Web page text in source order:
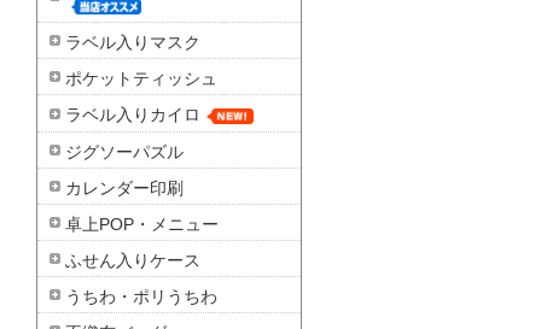
ラベル入りマスク
ポケットティッシュ
ラベル入りカイロ
ジグソーパズル
カレンダー印刷
卓上POP・メニュー
ふせん入りケース
うちわ・ポリうちわ